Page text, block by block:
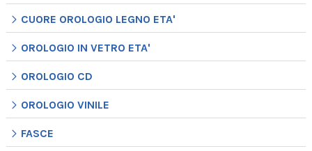
CUORE OROLOGIO LEGNO ETA'
OROLOGIO IN VETRO ETA'
OROLOGIO CD
OROLOGIO VINILE
FASCE